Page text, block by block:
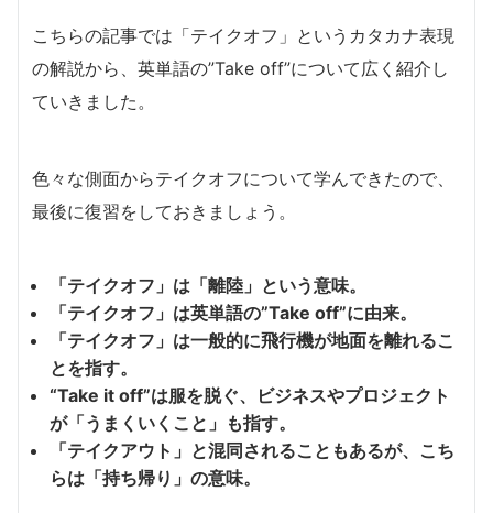
こちらの記事では「テイクオフ」というカタカナ表現
の解説から、英単語の”Take off”について広く紹介し
ていきました。
色々な側面からテイクオフについて学んできたので、
最後に復習をしておきましょう。
「テイクオフ」は「離陸」という意味。
「テイクオフ」は英単語の”Take off”に由来。
「テイクオフ」は一般的に飛行機が地面を離れるこ
とを指す。
“Take it off”は服を脱ぐ、ビジネスやプロジェクト
が「うまくいくこと」も指す。
「テイクアウト」と混同されることもあるが、こち
らは「持ち帰り」の意味。